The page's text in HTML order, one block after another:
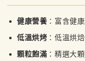
健康營養 ：富含健
低溫烘烤 ：低溫烘
顆粒飽滿 ：精選大